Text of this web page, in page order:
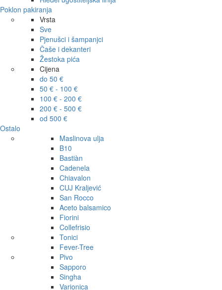
Poklon pakiranja
Vrsta
Sve
Pjenušci i šampanjci
Čaše i dekanteri
Žestoka pića
Cijena
do 50 €
50 € - 100 €
100 € - 200 €
200 € - 500 €
od 500 €
Ostalo
Maslinova ulja
B10
Bastiàn
Cadenela
Chiavalon
CUJ Kraljević
San Rocco
Aceto balsamico
Fiorini
Collefrisio
Tonici
Fever-Tree
Pivo
Sapporo
Singha
Varionica